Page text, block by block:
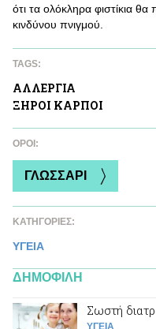
ότι τα ολόκληρα φιστίκια
κινδύνου πνιγμού.
TAGS:
ΑΛΛΕΡΓΙΑ
ΞΗΡΟΙ ΚΑΡΠΟΙ
ΌΡΟΙ:
ΓΛΩΣΣΑΡΙ
ΚΑΤΗΓΟΡΙΕΣ:
ΥΓΕΙΑ
ΔΗΜΟΦΙΛΗ
Σωστή
ΥΓΕΙΑ